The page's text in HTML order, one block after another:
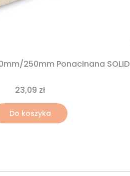
250mm Ponacinana SOLID
23,09 zł
Do koszyka